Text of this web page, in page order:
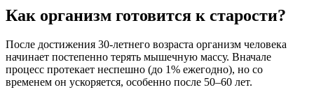
Как организм готовится к старости?
После достижения 30-летнего возраста организм человека
начинает постепенно терять мышечную массу. Вначале
процесс протекает неспешно (до 1% ежегодно), но со
временем он ускоряется, особенно после 50–60 лет.